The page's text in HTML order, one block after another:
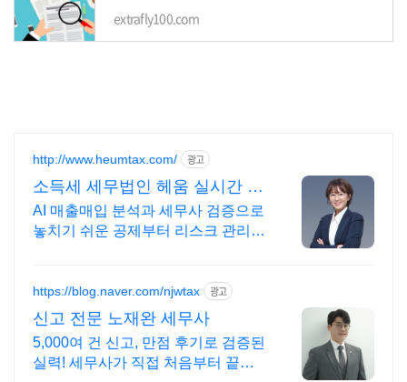
extrafly100.com
http://www.heumtax.com/ 광고
소득세 세무법인 헤움 실시간 카
톡 상담 지원
AI 매출매입 분석과 세무사 검증으로
놓치기 쉬운 공제부터 리스크 관리까
https://blog.naver.com/njwtax 광고
신고 전문 노재완 세무사
5,000여 건 신고, 만점 후기로 검증된
실력! 세무사가 직접 처음부터 끝까